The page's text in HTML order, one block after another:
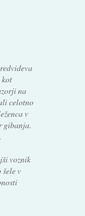
kot
na
celotno
v
gibanja.
voznik
v